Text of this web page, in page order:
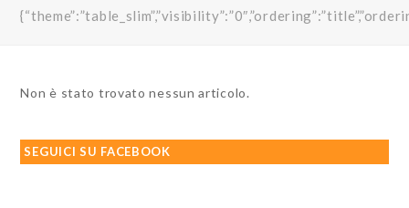
Non è stato trovato nessun articolo.
SEGUICI SU FACEBOOK